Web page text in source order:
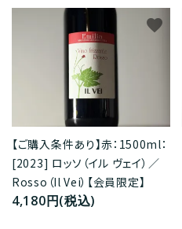
【ご購入条件あり】赤：1500ml：
[2023] ロッソ（イル ヴェイ）／
Rosso（Il Vei）【会員限定】
4,180円(税込)
favorite